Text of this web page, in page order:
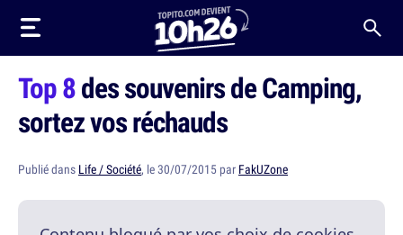
Top 8des souvenirs de Camping,
sortez vos réchauds
Publié dans Life / Société, le 30/07/2015 par FakUZone